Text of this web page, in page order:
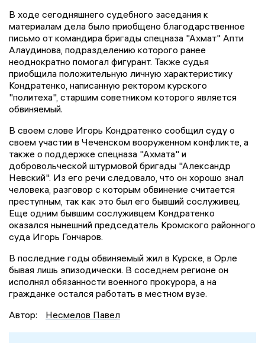
В ходе сегодняшнего судебного заседания к
материалам дела было приобщено благодарственное
письмо от командира бригады спецназа "Ахмат" Апти
Алаудинова, подразделению которого ранее
неоднократно помогал фигурант. Также судья
приобщила положительную личную характеристику
Кондратенко, написанную ректором курского
"политеха", старшим советником которого является
обвиняемый.
В своем слове Игорь Кондратенко сообщил суду о
своем участии в Чеченском вооруженном конфликте, а
также о поддержке спецназа "Ахмата" и
добровольческой штурмовой бригады "Александр
Невский". Из его речи следовало, что он хорошо знал
человека, разговор с которым обвинение считается
преступным, так как это был его бывший сослуживец.
Еще одним бывшим сослуживцем Кондратенко
оказался нынешний председатель Кромского районного
суда Игорь Гончаров.
В последние годы обвиняемый жил в Курске, в Орле
бывая лишь эпизодически. В соседнем регионе он
исполнял обязанности военного прокурора, а на
гражданке остался работать в местном вузе.
Автор:
Несмелов Павел